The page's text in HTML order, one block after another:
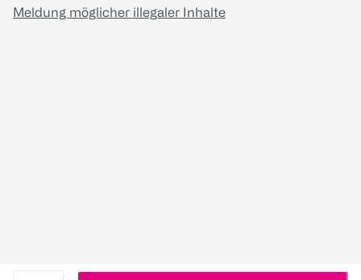
Meldung möglicher illegaler Inhalte